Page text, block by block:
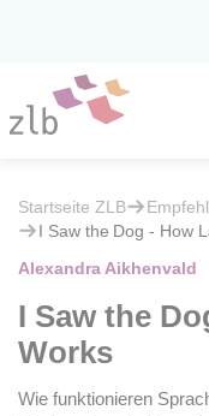
Zum Hauptinhalt
I Saw the Dog - How
Sie befinden sich hier:
Startseite ZLB
I Saw the Dog - How
Alexandra Aikhenvald
I Saw the
Works
Wie funktionieren